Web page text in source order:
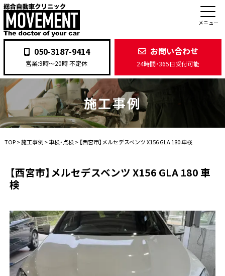
メニュー
050-3187-9414
営業:9時〜20時 不定休
お問い合わせ
24時間・365日受付可能
施工事例
TOP>施工事例>車検・点検> 【西宮市】メルセデスベンツ X156 GLA 180 車検
【西宮市】メルセデスベンツ X156 GLA 180 車
検